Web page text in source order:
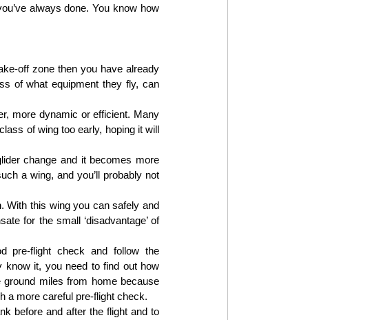
always done. You know how
off zone then you have already
of what equipment they fly, can
more dynamic or efficient. Many
of wing too early, hoping it will
change and it becomes more
a wing, and you’ll probably not
With this wing you can safely and
for the small ‘disadvantage’ of
pre-flight check and follow the
know it, you need to find out how
ground miles from home because
a more careful pre-flight check.
before and after the flight and to